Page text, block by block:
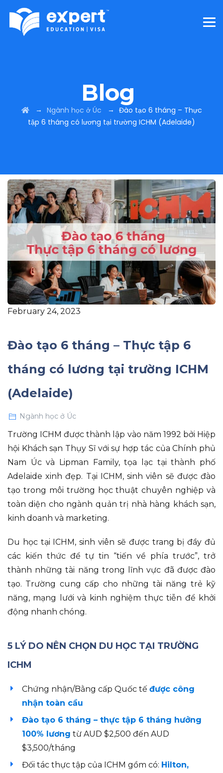
Blog
→ Ngành học ở Úc → Đào tạo 6 tháng – Thực
tập 6 tháng có lương tại trường ICHM (Adelaide)
February 24, 2023
Đào tạo 6 tháng – Thực tập 6
tháng có lương tại trường ICHM
(Adelaide)
Ngành học ở Úc
Trường ICHM được thành lập vào năm 1992 bởi Hiệp
hội Khách sạn Thụy Sĩ với sự hợp tác của Chính phủ
Nam Úc và Lipman Family, tọa lạc tại thành phố
Adelaide xinh đẹp. Tại ICHM, sinh viên sẽ được đào
tạo trong môi trường học thuật chuyên nghiệp và
toàn diện cho ngành quản trị nhà hàng khách sạn,
kinh doanh và marketing.
Du học tại ICHM, sinh viên sẽ được trang bị đầy đủ
các kiến thức để tự tin “tiến về phía trước”, trở
thành những tài năng trong lĩnh vực đã được đào
tạo. Trường cung cấp cho những tài năng trẻ kỹ
năng, mạng lưới và kinh nghiệm thực tiễn để khởi
động nhanh chóng.
5 LÝ DO NÊN CHỌN DU HỌC TẠI TRƯỜNG
ICHM
Chứng nhận/Bằng cấp Quốc tế được công
nhận toàn cầu
Đào tạo 6 tháng – thực tập 6 tháng hưởng
100% lương từ AUD $2,500 đến AUD
$3,500/tháng
Đối tác thực tập của ICHM gồm có: Hilton,